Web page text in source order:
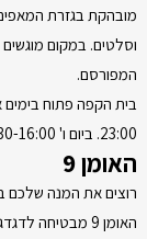
מובהקת בגזרת
וסלטים. במקום
המפורסם.
23:00. ביום ו' 09:30-16:00. הכתובת: הפלמ"ח 1.
האומן 9
רוצים את המנה שלכם
האומן 9 מבטיחה